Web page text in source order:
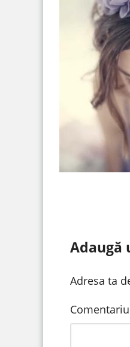
Adaugă
Adresa ta
Comentariu